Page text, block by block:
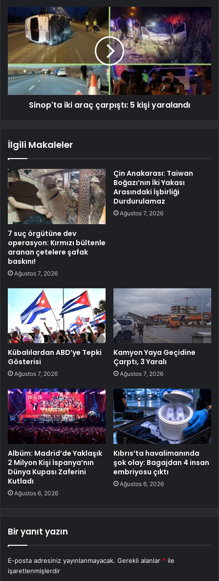
Sinop'ta iki araç çarpıştı: 5 kişi yaralandı
İlgili Makaleler
7 suç örgütüne dev
operasyon: Kırmızı bültenle
aranan çetelere şafak
baskını!
Ağustos 7, 2026
Çin Anakarası: Taiwan
Boğazı’nın İki Yakası
Arasındaki İşbirliği
Durdurulamaz
Ağustos 7, 2026
Kübalılardan ABD’ye Tepki
Gösterisi
Ağustos 7, 2026
Kamyon Yaya Geçidine
Çarptı, 3 Yaralı
Ağustos 7, 2026
Albüm: Madrid’de Yaklaşık
2 Milyon Kişi İspanya’nın
Dünya Kupası Zaferini
Kutladı
Ağustos 6, 2026
Kıbrıs’ta havalimanında
şok olay: Bagajdan 4 insan
embriyosu çıktı
Ağustos 6, 2026
Bir yanıt yazın
E-posta adresiniz yayınlanmayacak. Gerekli alanlar * ile
işaretlenmişlerdir